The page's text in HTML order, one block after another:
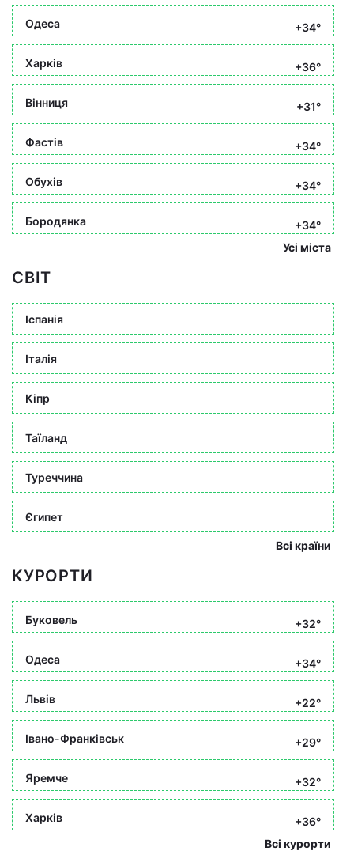
Одеса +34°
Харків +36°
Вінниця +31°
Фастів +34°
Обухів +34°
Бородянка
+34°
Усі міста
СВІТ
Іспанія
Італія
Кіпр
Таїланд
Туреччина
Єгипет
Всі країни
КУРОРТИ
Буковель +32°
Одеса +34°
Львів +22°
Івано-Франківськ +29°
Яремче +32°
Харків
+36°
Всі курорти